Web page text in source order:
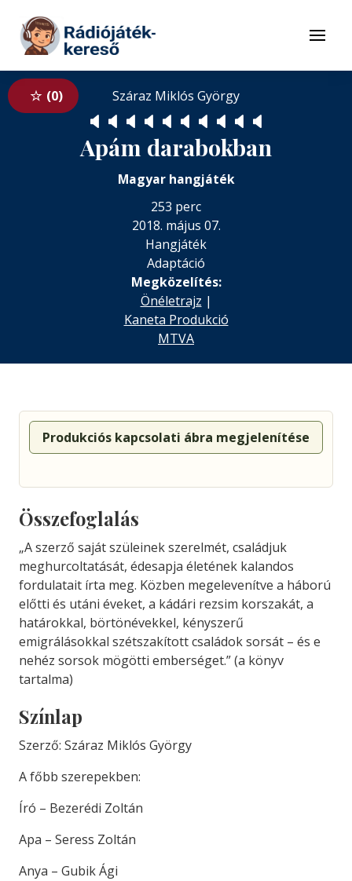
Tovább a tartalomhoz
Menü
0 Száraz Miklós György
🔈 🔈 🔈 🔈 🔈 🔈 🔈 🔈 🔈 🔈
Apám darabokban
Magyar hangjáték
253 perc
2018. május 07.
Hangjáték
Adaptáció
Megközelítés:
Önéletrajz |
Kaneta Produkció
MTVA
Produkciós kapcsolati ábra megjelenítése
Összefoglalás
„A szerző saját szüleinek szerelmét, családjuk
meghurcoltatását, édesapja életének kalandos
fordulatait írta meg. Közben megelevenítve a háború
előtti és utáni éveket, a kádári rezsim korszakát, a
határokkal, börtönévekkel, kényszerű
emigrálásokkal szétszakított családok sorsát – és e
nehéz sorsok mögötti emberséget.” (a könyv
tartalma)
Színlap
Szerző: Száraz Miklós György
A főbb szerepekben:
Író – Bezerédi Zoltán
Apa – Seress Zoltán
Anya – Gubik Ági